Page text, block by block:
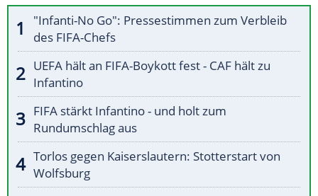
"Infanti-No Go": Pressestimmen zum Verbleib
des FIFA-Chefs
UEFA hält an FIFA-Boykott fest - CAF hält zu
Infantino
FIFA stärkt Infantino - und holt zum
Rundumschlag aus
Torlos gegen Kaiserslautern: Stotterstart von
Wolfsburg